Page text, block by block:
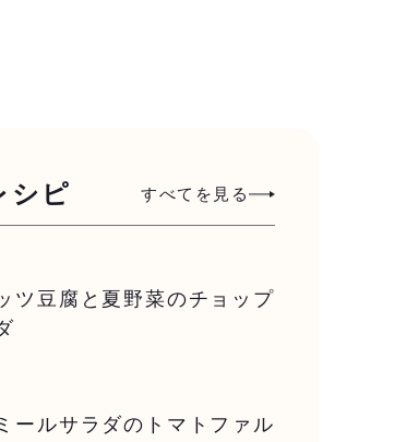
シピ すべてを見る
ツ豆腐と夏野菜のチョップ
ールサラダのトマトファル